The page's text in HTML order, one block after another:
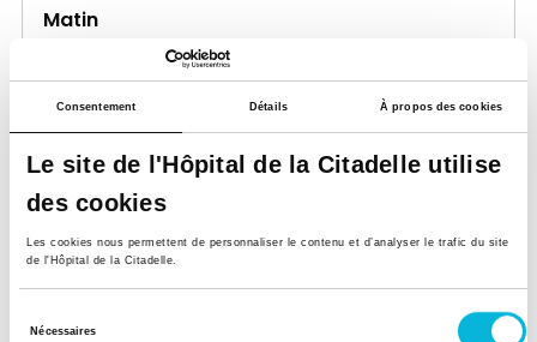
Consentement Détails À propos des cookies
Le site de l'Hôpital de la Citadelle utilise
des cookies
Les cookies nous permettent de personnaliser le contenu et d’analyser le trafic du site
de l'Hôpital de la Citadelle.
Nécessaires
Matin
Matin
Après-midi
Site Herstal
Rue du Grand Puits 47,